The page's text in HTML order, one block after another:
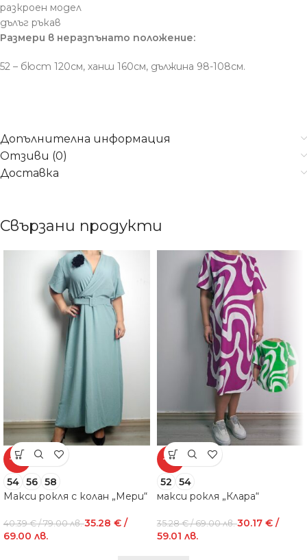
разкроен модел
дълъг ръкав
Размери в неразпънато положение:
52 – бюст 120см, ханш 160см, дължина 98-108см.
Допълнителна информация
Отзиви (0)
Доставка
Свързани продукти
-13%
54 56 58
Макси рокля с колан „Мери“
40.39€/ 79.00 лв.35.28 € /
69.00 лв.
-14%
52
54
макси рокля „Клара“
35.28€/ 69.00 лв.30.17 € /
59.01 лв.